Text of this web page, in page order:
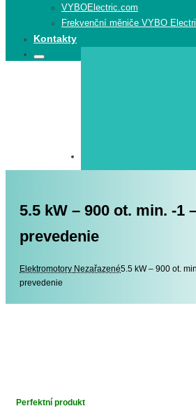
VYBOElectric.com
Frekvenční měniče VYBO
Kontakty
Search
Search
5.5 kW – 900 ot. min. -1
prevedenie
Elektromotory Elektromotory
Nezařazené5.5 kW – 900 ot.
prevedenie
Perfektní produkt